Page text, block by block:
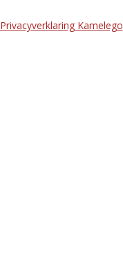
Privacyverklaring Kamelego